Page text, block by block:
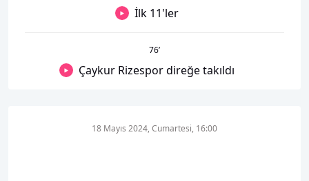
İlk 11'ler
76’
Çaykur Rizespor direğe takıldı
18 Mayıs 2024, Cumartesi, 16:00